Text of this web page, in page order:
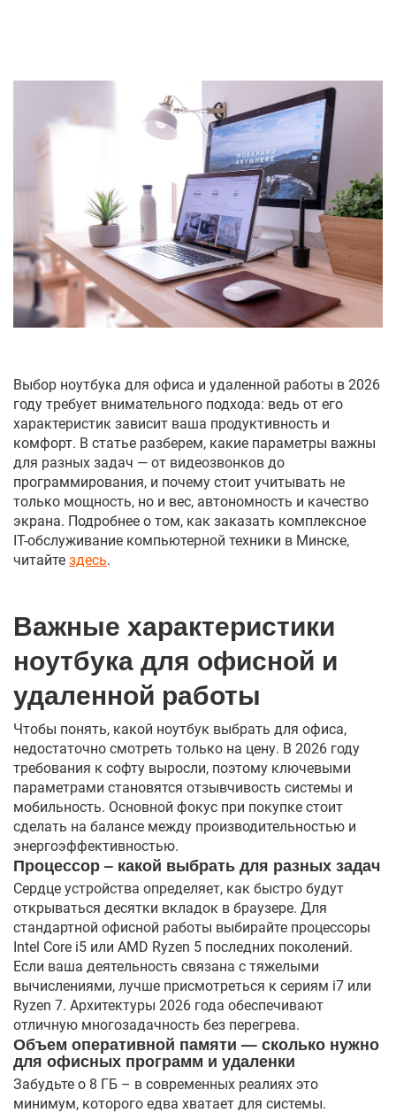
Выбор ноутбука для офиса и удаленной работы в 2026
году требует внимательного подхода: ведь от его
характеристик зависит ваша продуктивность и
комфорт. В статье разберем, какие параметры важны
для разных задач — от видеозвонков до
программирования, и почему стоит учитывать не
только мощность, но и вес, автономность и качество
экрана. Подробнее о том, как заказать комплексное
IT-обслуживание компьютерной техники в Минске,
читайте здесь.
Важные характеристики
ноутбука для офисной и
удаленной работы
Чтобы понять, какой ноутбук выбрать для офиса,
недостаточно смотреть только на цену. В 2026 году
требования к софту выросли, поэтому ключевыми
параметрами становятся отзывчивость системы и
мобильность. Основной фокус при покупке стоит
сделать на балансе между производительностью и
энергоэффективностью.
Процессор – какой выбрать для разных задач
Сердце устройства определяет, как быстро будут
открываться десятки вкладок в браузере. Для
стандартной офисной работы выбирайте процессоры
Intel Core i5 или AMD Ryzen 5 последних поколений.
Если ваша деятельность связана с тяжелыми
вычислениями, лучше присмотреться к сериям i7 или
Ryzen 7. Архитектуры 2026 года обеспечивают
отличную многозадачность без перегрева.
Объем оперативной памяти — сколько нужно
для офисных программ и удаленки
Забудьте о 8 ГБ – в современных реалиях это
минимум, которого едва хватает для системы.